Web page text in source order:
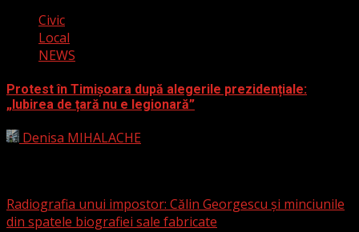
Civic
Local
NEWS
Protest în Timișoara după alegerile prezidențiale:
„Iubirea de țară nu e legionară”
Denisa MIHALACHE
Radiografia unui impostor: Călin Georgescu și minciunile
din spatele biografiei sale fabricate